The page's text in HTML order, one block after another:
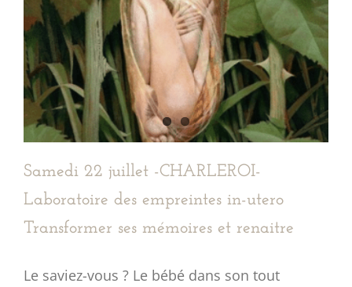
Samedi 22 juillet -CHARLEROI-
Laboratoire des empreintes in-utero
Transformer ses mémoires et renaitre
Le saviez-vous ? Le bébé dans son tout